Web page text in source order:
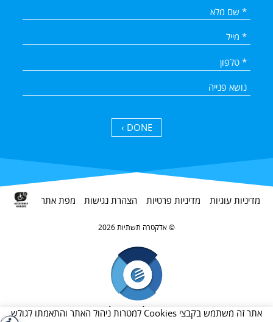
DONE ›
מפת אתר הצהרת נגישות מדיניות פרטיות מדיניות עוגיות
אלקטרה תשתיות 2026 ©
חברת בת של קבוצת אלקטרה
אתר זה משתמש בקבצי Cookies למטרות ניהול האתר והתאמתו לגולש